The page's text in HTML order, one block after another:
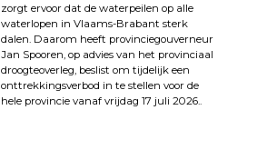
zorgt ervoor dat de waterpeilen op alle
waterlopen in Vlaams-Brabant sterk
dalen. Daarom heeft provinciegouverneur
Jan Spooren, op advies van het provinciaal
droogteoverleg, beslist om tijdelijk een
onttrekkingsverbod in te stellen voor de
hele provincie vanaf vrijdag 17 juli 2026..